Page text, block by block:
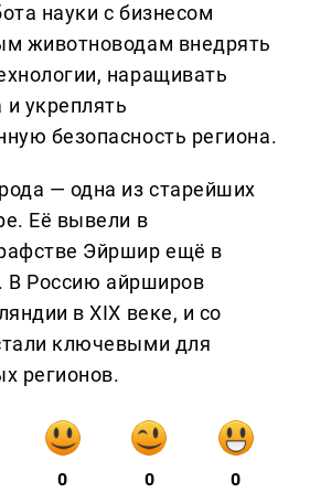
науки с бизнесом
животноводам внедрять
наращивать
укреплять
безопасность региона.
— одна из старейших
Её вывели в
Эйршир ещё в
В Россию айрширов
в XIX веке, и со
ключевыми для
регионов.
0 0 0